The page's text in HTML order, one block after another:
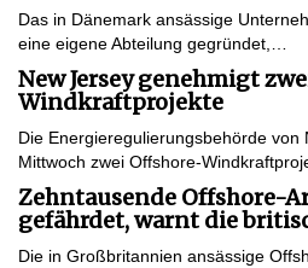
Das in Dänemark ansässige
eine eigene Abteilung gegründet,…
New Jersey genehmigt
Windkraftprojekte
Die Energieregulierungsbehörde von
Mittwoch zwei Offshore-
Zehntausende Offshore-
gefährdet, warnt die
Die in Großbritannien ansässige